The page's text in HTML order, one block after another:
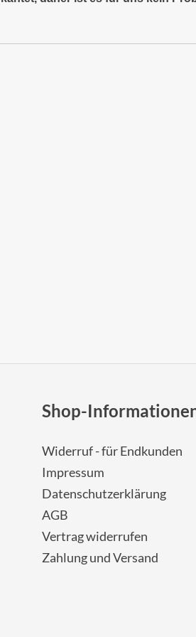
Shop-
Widerruf - für Endkunden
Impressum
Datenschutzerklärung
AGB
Vertrag widerrufen
Zahlung und Versand